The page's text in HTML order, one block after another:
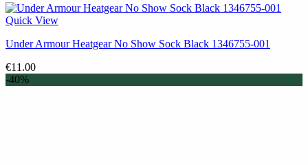
Quick View
Under Armour Heatgear No Show Sock Black 1346755-001
€11.00
-40%